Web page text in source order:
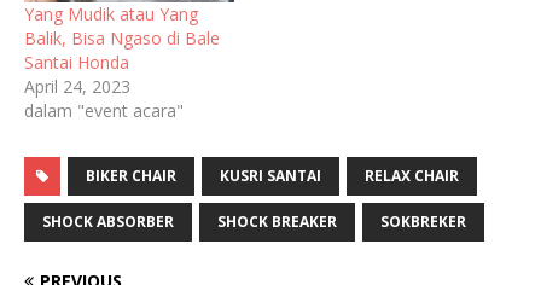
Yang Mudik atau Yang
Balik, Bisa Ngaso di Bale
Santai Honda
April 24, 2023
dalam "event acara"
BIKER CHAIR KUSRI SANTAI RELAX CHAIR
SHOCK ABSORBER SHOCK BREAKER SOKBREKER